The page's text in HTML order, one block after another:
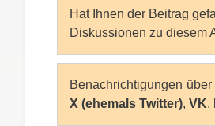
Hat Ihnen der Beitrag
Diskussionen zu diesem
Benachrichtigungen
X (ehemals Twitter), VK,